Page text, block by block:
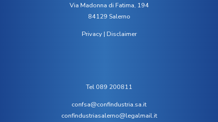
Via Madonna di Fatima, 194
84129 Salerno
Privacy| Disclaimer
Tel 089 200811
confsa@confindustria.sa.it
confindustriasalerno@legalmail.it